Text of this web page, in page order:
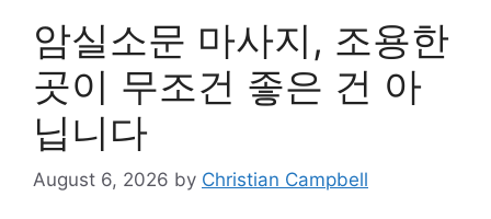
암실소문 마사지, 조용한
곳이 무조건 좋은 건 아
닙니다
August 6, 2026 by Christian Campbell